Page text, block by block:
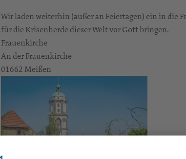
Wir laden weiterhin (außer an Feiertagen) ein in die
für die Krisenherde dieser Welt vor Gott bringen.
Frauenkirche
An der Frauenkirche
01662 Meißen